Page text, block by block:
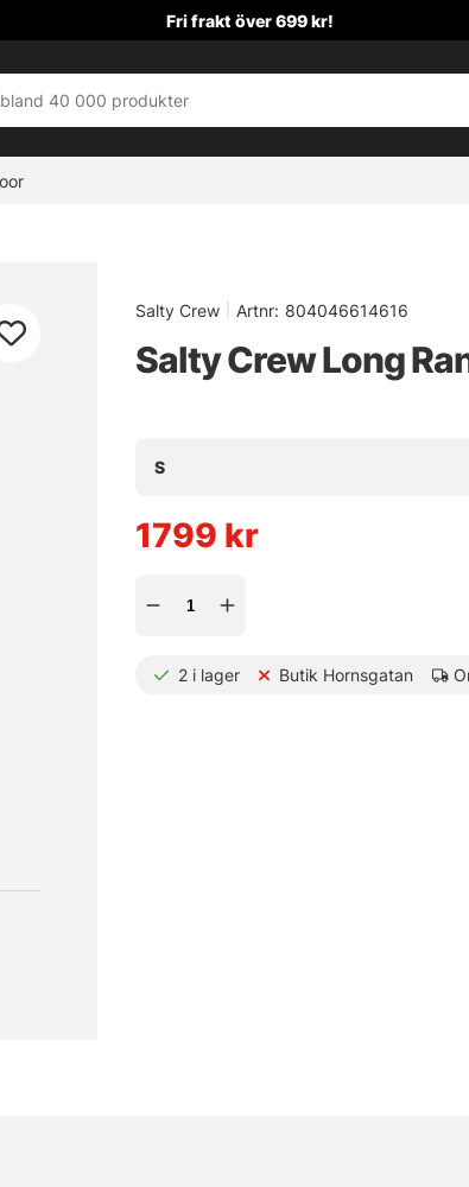
Fri frakt över 699 kr!
Salty Crew Artnr: 804046614616
Salty Crew Long
S
1799 kr
2 i lager Butik Hornsgatan